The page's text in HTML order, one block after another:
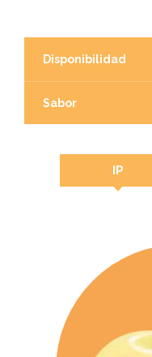
Disponibilidad
Sabor
IP